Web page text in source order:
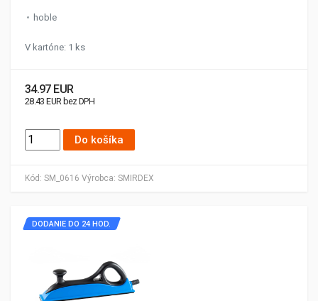
Kód: SM_0616 Výrobca: SMIRDEX
hoble
V kartóne: 1 ks
34.97 EUR
28.43 EUR bez DPH
Do košíka
DODANIE DO 24 HOD.